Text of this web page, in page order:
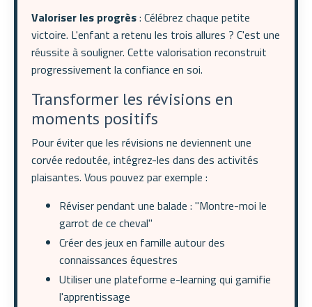
Valoriser les progrès: Célébrez chaque petite
victoire. L'enfant a retenu les trois allures ? C'est une
réussite à souligner. Cette valorisation reconstruit
progressivement la confiance en soi.
Transformer les révisions en
moments positifs
Pour éviter que les révisions ne deviennent une
corvée redoutée, intégrez-les dans des activités
plaisantes. Vous pouvez par exemple :
Réviser pendant une balade : "Montre-moi le
garrot de ce cheval"
Créer des jeux en famille autour des
connaissances équestres
Utiliser une plateforme e-learning qui gamifie
l'apprentissage